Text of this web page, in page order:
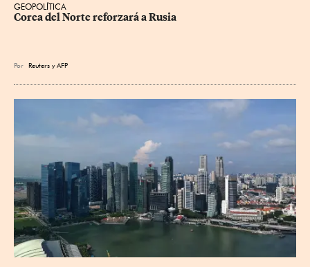
GEOPOLÍTICA
Corea del Norte reforzará a Rusia
Por Reuters yAFP